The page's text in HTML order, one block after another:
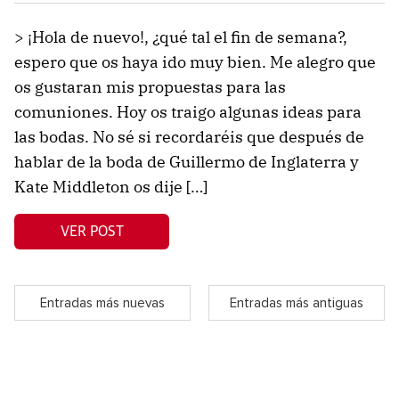
> ¡Hola de nuevo!, ¿qué tal el fin de semana?,
espero que os haya ido muy bien. Me alegro que
os gustaran mis propuestas para las
comuniones. Hoy os traigo algunas ideas para
las bodas. No sé si recordaréis que después de
hablar de la boda de Guillermo de Inglaterra y
Kate Middleton os dije […]
VER POST
Entradas más nuevas Entradas más antiguas